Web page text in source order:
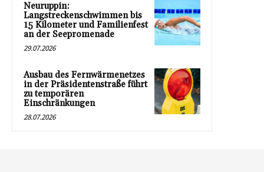
Neuruppin:
Langstreckenschwimmen bis
15 Kilometer und Familienfest
an der Seepromenade
29.07.2026
Ausbau des Fernwärmenetzes
in der Präsidentenstraße führt
zu temporären
Einschränkungen
28.07.2026